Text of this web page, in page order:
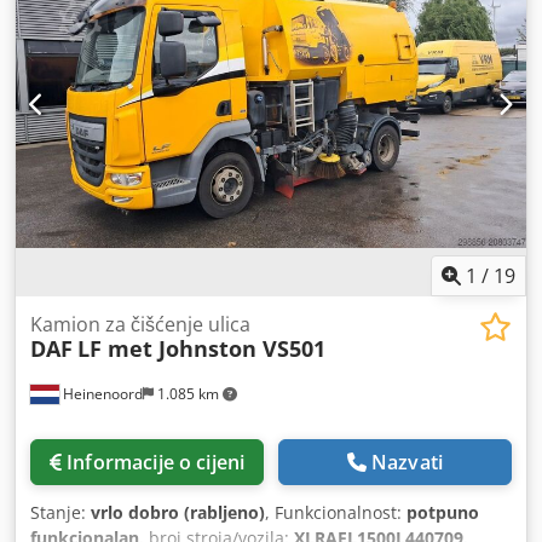
h, Oprema:ABS, AdBlue, EBS (Elektronički kočni sustav),
Tahograf, blokada diferencijala, klima uređaj, kompresor,
računalo na vozilu, središnje zaključavanje,
1 / 19
Heinenoord 1.085 km
Kamion za čišćenje ulica
DAF LF met Johnston VS501
Informacije o cijeni Nazvati
Stanje: vrlo dobro (rabljeno), Funkcionalnost: potpuno
funkcionalan, broj stroja/vozila: XLRAEL1500L440709,